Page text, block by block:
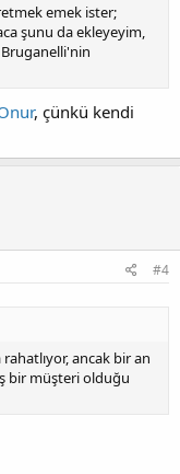
emek ister;
şunu da ekleyeyim,
, çünkü kendi
#4
ancak bir an
bir müşteri olduğu